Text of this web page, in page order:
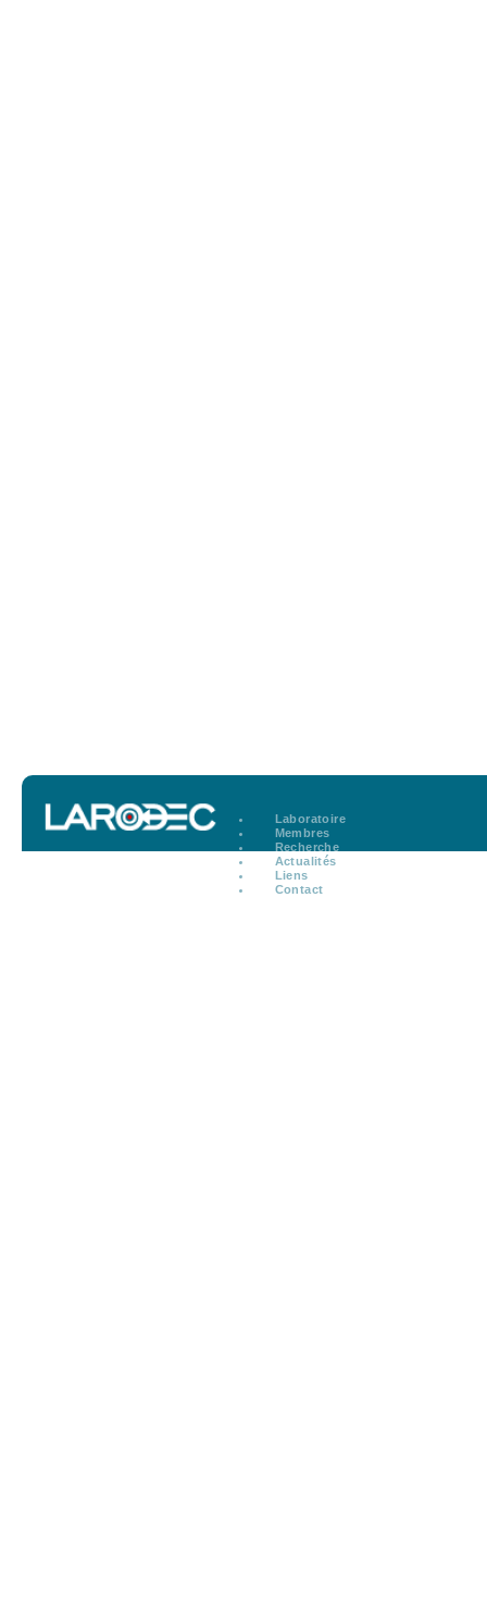
Laboratoire
Membres
Recherche
Actualités
Liens
Contact